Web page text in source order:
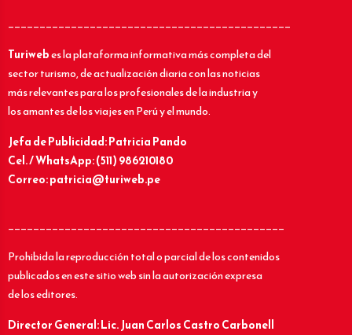
_____________________________________________
Turiwebes la plataforma informativa más completa del
sector turismo, de actualización diaria con las noticias
más relevantes para los profesionales de la industria y
los amantes de los viajes en Perú y el mundo.
Jefa de Publicidad: Patricia Pando
Cel. / WhatsApp: (511) 986210180
Correo: patricia@turiweb.pe
____________________________________________
Prohibida la reproducción total o parcial de los contenidos
publicados en este sitio web sin la autorización expresa
de los editores.
Director General: Lic.Juan Carlos Castro Carbonell